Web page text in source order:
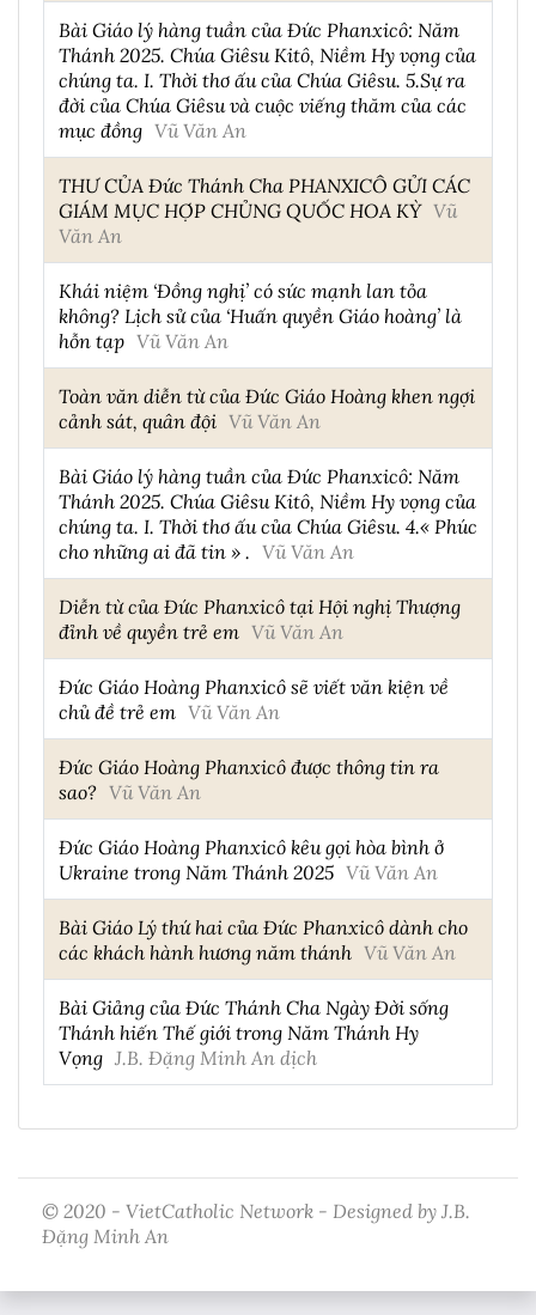
Bài Giáo lý hàng tuần của Đức Phanxicô: Năm
Thánh 2025. Chúa Giêsu Kitô, Niềm Hy vọng của
chúng ta. I. Thời thơ ấu của Chúa Giêsu. 5.Sự ra
đời của Chúa Giêsu và cuộc viếng thăm của các
mục đồng Vũ Văn An
THƯ CỦA Đức Thánh Cha PHANXICÔ GỬI CÁC
GIÁM MỤC HỢP CHỦNG QUỐC HOA KỲ Vũ
Văn An
Khái niệm ‘Đồng nghị’ có sức mạnh lan tỏa
không? Lịch sử của ‘Huấn quyền Giáo hoàng’ là
hỗn tạp Vũ Văn An
Toàn văn diễn từ của Đức Giáo Hoàng khen ngợi
cảnh sát, quân đội Vũ Văn An
Bài Giáo lý hàng tuần của Đức Phanxicô: Năm
Thánh 2025. Chúa Giêsu Kitô, Niềm Hy vọng của
chúng ta. I. Thời thơ ấu của Chúa Giêsu. 4.« Phúc
cho những ai đã tin » . Vũ Văn An
Diễn từ của Đức Phanxicô tại Hội nghị Thượng
đỉnh về quyền trẻ em Vũ Văn An
Đức Giáo Hoàng Phanxicô sẽ viết văn kiện về
chủ đề trẻ em Vũ Văn An
Đức Giáo Hoàng Phanxicô được thông tin ra
sao? Vũ Văn An
Đức Giáo Hoàng Phanxicô kêu gọi hòa bình ở
Ukraine trong Năm Thánh 2025 Vũ Văn An
Bài Giáo Lý thứ hai của Đức Phanxicô dành cho
các khách hành hương năm thánh Vũ Văn An
Bài Giảng của Đức Thánh Cha Ngày Đời sống
Thánh hiến Thế giới trong Năm Thánh Hy
Vọng J.B. Đặng Minh An dịch
© 2020 - VietCatholic Network - Designed by J.B.
Đặng Minh An